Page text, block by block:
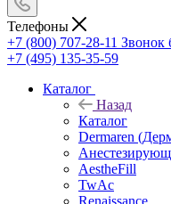
Телефоны
+7 (800) 707-28-11 Звонок
+7 (495) 135-35-59
Каталог
Назад
Каталог
Dermaren
AestheFill
TwAc
Renaissance